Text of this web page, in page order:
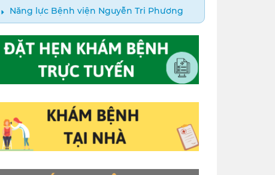
Năng lực Bệnh viện Nguyễn Tri Phương